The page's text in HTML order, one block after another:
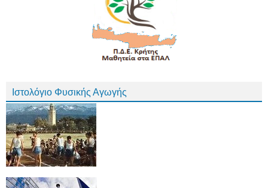
Ιστολόγιο Φυσικής Αγωγής